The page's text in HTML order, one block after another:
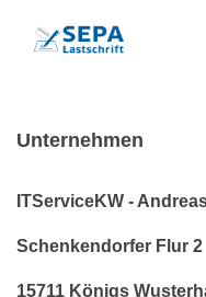
Unternehmen
ITServiceKW -
Schenkendorfer Flur 2
15711 Königs